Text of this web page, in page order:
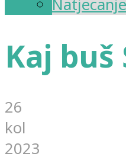
Kaj buš
26
kol
2023